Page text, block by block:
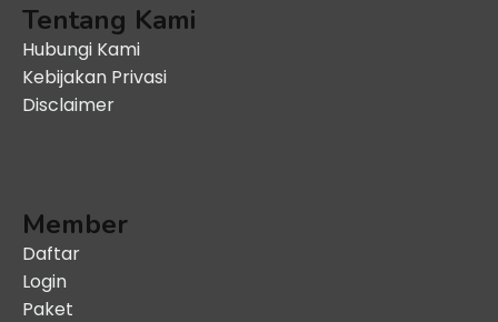
Tentang Kami
Hubungi Kami
Kebijakan Privasi
Disclaimer
Member
Daftar
Login
Paket